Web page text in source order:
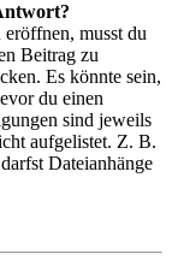
musst du
Beitrag zu
Es könnte sein,
du einen
sind jeweils
aufgelistet. Z. B.
Dateianhänge